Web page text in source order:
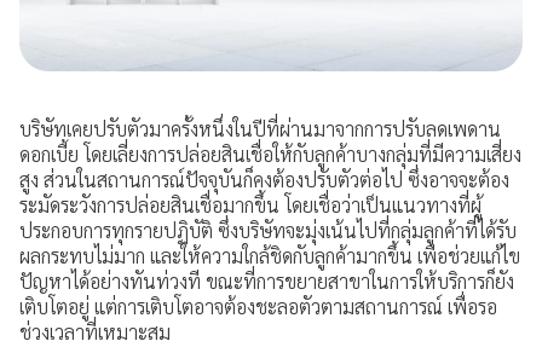
บริษัทเคยปรับตัวมาครั้งหนึ่งในปีที่ผ่านมาจากการปรับลดเพดาน
ดอกเบี้ย โดยเลี่ยงการปล่อยสินเชื่อให้กับลูกค้าบางกลุ่มที่มีความเสี่ยง
สูง ส่วนในสถานการณ์ปัจจุบันก็คงต้องปรับตัวต่อไป ซึ่งอาจจะต้อง
ระมัดระวังการปล่อยสินเชื่อมากขึ้น โดยเชื่อว่าเป็นแนวทางที่ผู้
ประกอบการทุกรายปฏิบัติ ซึ่งบริษัทจะมุ่งเน้นไปที่กลุ่มลูกค้าที่ได้รับ
ผลกระทบไม่มาก และให้ความใกล้ชิดกับลูกค้ามากขึ้น เพื่อช่วยแก้ไข
ปัญหาได้อย่างทันท่วงที ขณะที่การขยายสาขาในการให้บริการก็ยัง
เติบโตอยู่ แต่การเติบโตอาจต้องชะลอตัวตามสถานการณ์ เพื่อรอ
ช่วงเวลาที่เหมาะสม